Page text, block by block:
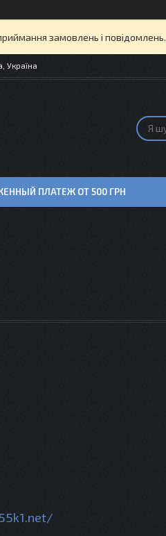
замовлень і повідомлень.
Україна
ПЛАТЕЖ ОТ 500 ГРН